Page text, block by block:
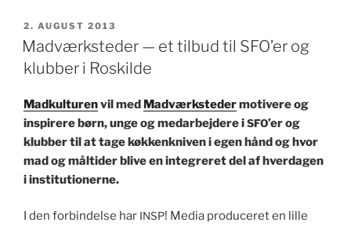
UDGIVET
DEN
2. AUGUST 2013
Madværksteder — et tilbud til SFO’er og
klubber i Roskilde
Mad­kul­turenvil med Mad­værk­st­ed­ermoti­vere og
inspirere børn, unge og medar­be­jdere iSFO’er og
klub­ber til at tage køkkenkniv­en i egen hånd og hvor
mad og måltider blive en inte­gr­eret del af hverda­gen
i institutionerne.
I den forbindelse har INSP! Media pro­duc­eret en lille